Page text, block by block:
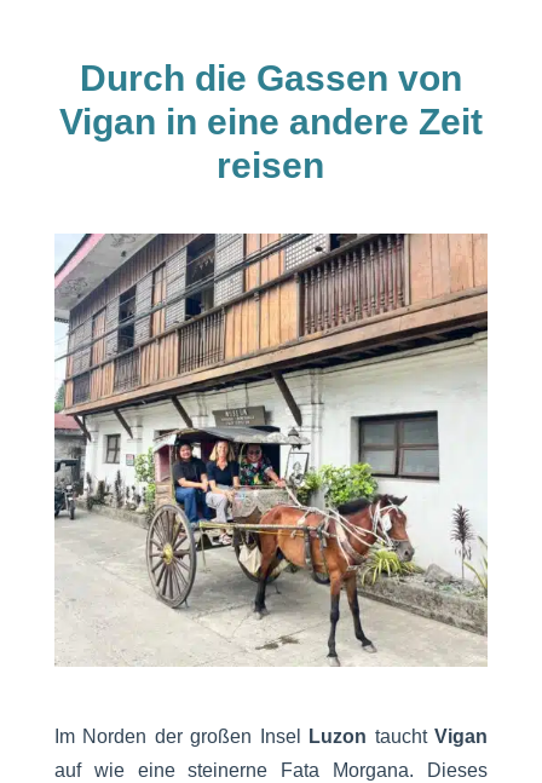
Durch die Gassen von
Vigan in eine andere Zeit
reisen
Im Norden der großen Insel Luzon tauchtVigan
auf wie eine steinerne Fata Morgana. Dieses